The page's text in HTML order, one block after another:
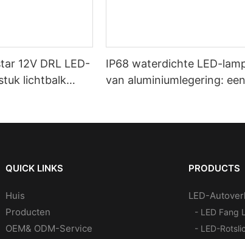
12V DRL LED-
lichtbalk
IP68 waterdichte LED-
van aluminiumlegering: een
QUICK LINKS
Huis
Producten
OEM& ODM-Service
PRODUCTS
LED-
- LED Fang
- LED-